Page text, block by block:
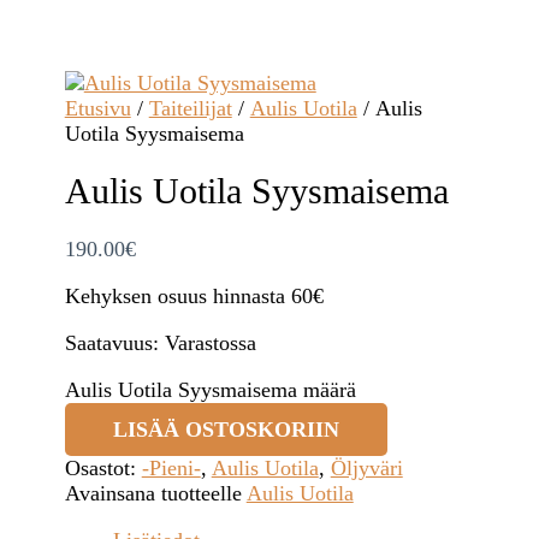
Etusivu/ Taiteilijat/ Aulis Uotila/ Aulis
Uotila Syysmaisema
Aulis Uotila Syysmaisema
190.00€
Kehyksen osuus hinnasta 60€
Saatavuus: Varastossa
Aulis Uotila Syysmaisema määrä
LISÄÄ OSTOSKORIIN
Osastot: -Pieni-, Aulis Uotila, Öljyväri
Avainsana tuotteelle Aulis Uotila